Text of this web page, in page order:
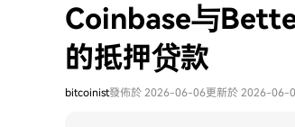
Coinbase与
的抵押贷款
bitcoinist發佈於 2026-06-06更新於 2026-06-